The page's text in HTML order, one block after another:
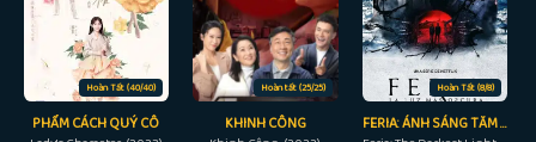
Hoàn Tất (40/40)
PHẨM CÁCH QUÝ CÔ
Hoàn tất (25/25)
KHINH CÔNG
Hoàn Tất (8/8)
FERIA: ÁNH SÁNG TĂM TỐI NHẤT